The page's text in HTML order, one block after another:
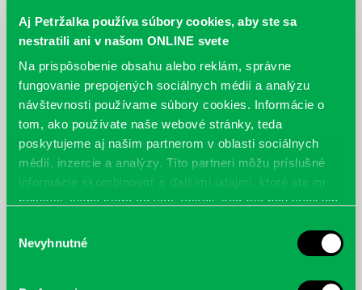
Aj Petržalka používa súbory cookies, aby ste sa
nestratili ani v našom ONLINE svete
Na prispôsobenie obsahu alebo reklám, správne
fungovanie prepojených sociálnych médií a analýzu
návštevnosti používame súbory cookies. Informácie o
tom, ako používate naše webové stránky, teda
poskytujeme aj našim partnerom v oblasti sociálnych
médií, inzercie a analýzy. Títo partneri môžu príslušné
informácie skombinovať s ďalšími údajmi, ktoré ste im
poskytli, alebo ktoré od vás získali, keď ste používali ich
súhlasu
Nevyhnutné
Trvanie:40 minút
Najbližšie podujatia
Čítame ušami. Audioknihy v
ponuke petržalskej knižnice
Máme skvelé správy pre všetkých milovníkov kníh a príbehov!
Odteraz si môžete v našej knižnici nielen požičať klasické
papierové knihy a e-knihy, a...
DNES